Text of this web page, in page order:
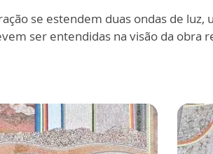
se estendem duas ondas de
ser entendidas na visão da